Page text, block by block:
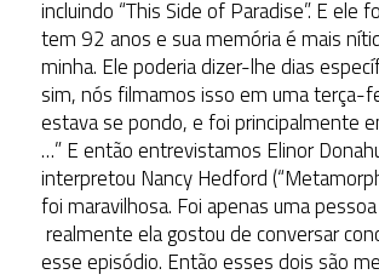
incluindo “This Side of Paradise”. E ele
tem 92 anos e sua memória é mais
minha. Ele poderia dizer-lhe dias
sim, nós filmamos isso em uma terça-
estava se pondo, e foi principalmente
…” E então entrevistamos Elinor
interpretou Nancy Hedford
foi maravilhosa. Foi apenas uma
realmente ela gostou de conversar
esse episódio. Então esses dois são